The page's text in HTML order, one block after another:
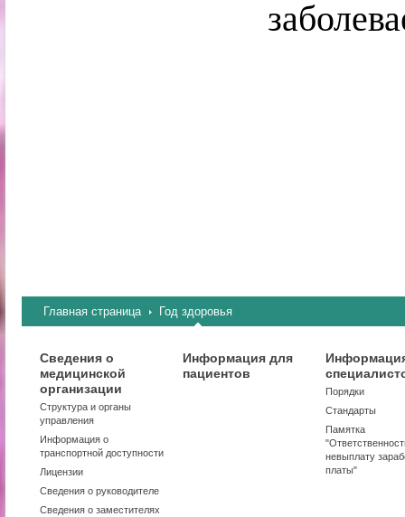
Главная страница Год здоровья
Сведения о
медицинской
организации
Структура и органы
управления
Информация о
транспортной доступности
Лицензии
Сведения о руководителе
Сведения о заместителях
Информация для
пациентов
Порядки
Стандарты
Памятка
невыплату
платы"